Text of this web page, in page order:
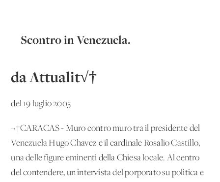
Scontro in Venezuela.
da Attualit√†
del 19 luglio 2005
¬†CARACAS - Muro contro muro tra il presidente del
Venezuela Hugo Chavez e il cardinale Rosalio Castillo,
una delle figure eminenti della Chiesa locale. Al centro
del contendere, un'intervista del porporato su politica e